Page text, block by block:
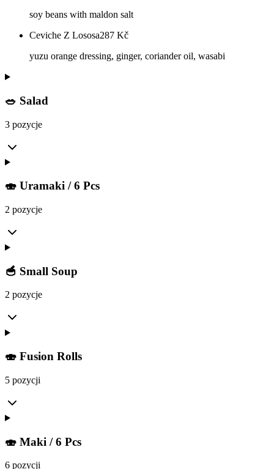
soy beans with maldon salt
Ceviche Z Lososa287 Kč
yuzu orange dressing, ginger, coriander oil, wasabi
🥗 Salad
3 pozycje
🍣 Uramaki / 6 Pcs
2 pozycje
🥣 Small Soup
2 pozycje
🍣 Fusion Rolls
5 pozycji
🍣 Maki / 6 Pcs
6 pozycji